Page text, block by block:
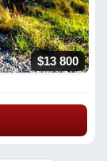
$13 800